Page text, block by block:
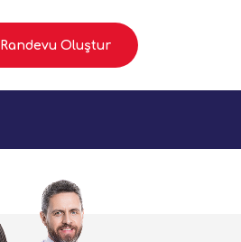
Randevu Oluştur